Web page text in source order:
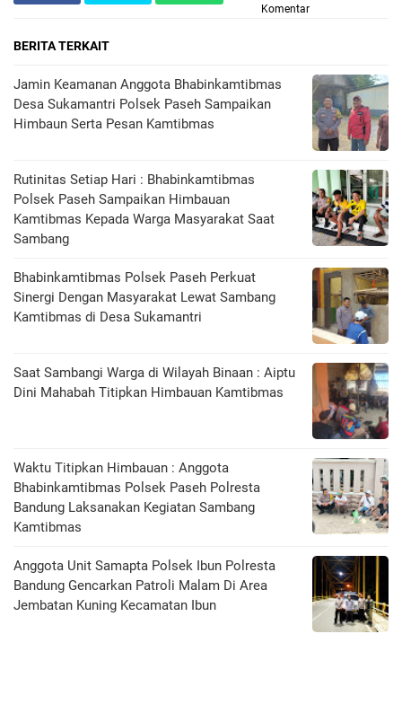
Komentar
BERITA TERKAIT
Jamin Keamanan Anggota Bhabinkamtibmas
Desa Sukamantri Polsek Paseh Sampaikan
Himbaun Serta Pesan Kamtibmas
Rutinitas Setiap Hari : Bhabinkamtibmas
Polsek Paseh Sampaikan Himbauan
Kamtibmas Kepada Warga Masyarakat Saat
Sambang
Bhabinkamtibmas Polsek Paseh Perkuat
Sinergi Dengan Masyarakat Lewat Sambang
Kamtibmas di Desa Sukamantri
Saat Sambangi Warga di Wilayah Binaan : Aiptu
Dini Mahabah Titipkan Himbauan Kamtibmas
Waktu Titipkan Himbauan : Anggota
Bhabinkamtibmas Polsek Paseh Polresta
Bandung Laksanakan Kegiatan Sambang
Kamtibmas
Anggota Unit Samapta Polsek Ibun Polresta
Bandung Gencarkan Patroli Malam Di Area
Jembatan Kuning Kecamatan Ibun